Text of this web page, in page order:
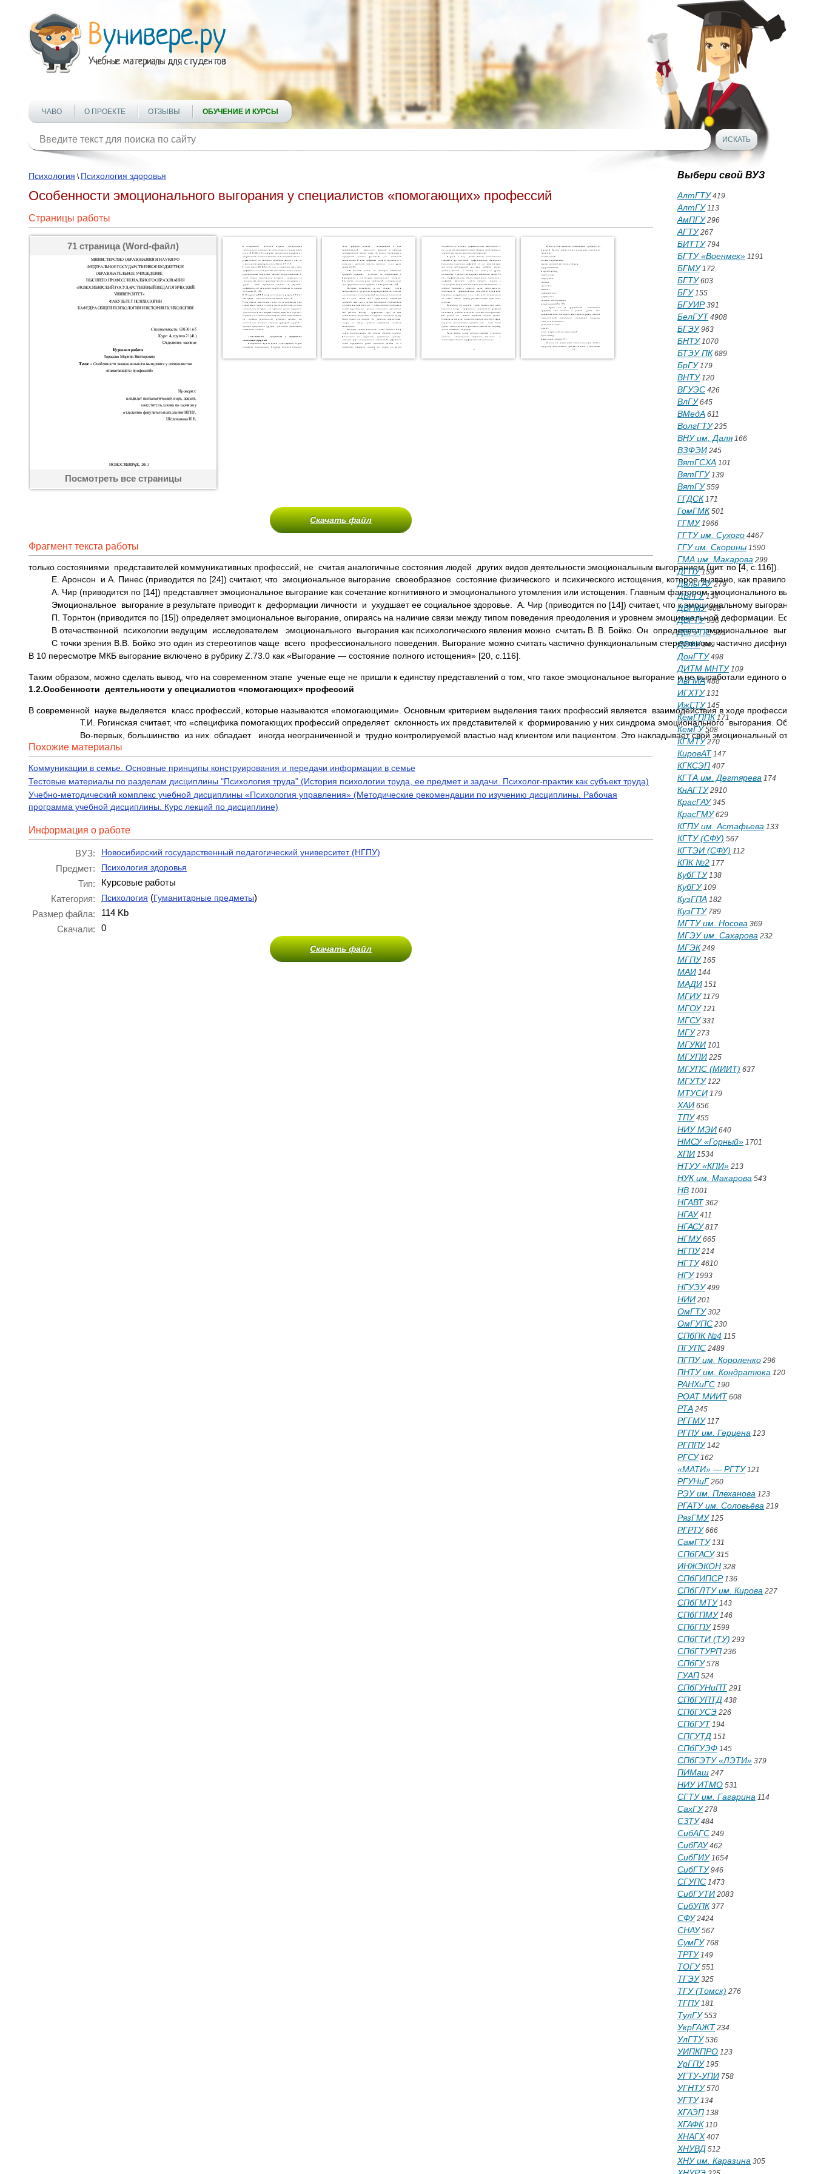
ЧАВО О ПРОЕКТЕ ОТЗЫВЫ ОБУЧЕНИЕ И КУРСЫ
Психология \ Психология здоровья
Особенности эмоционального выгорания у специалистов «помогающих» профессий
Страницы работы
71 страница (Word-файл)
Посмотреть все страницы
Скачать файл
Фрагмент текста работы
только состояниями  представителей коммуникативных профессий, не  считая аналогичные состояния людей  других видов деятельности эмоциональным выгоранием (цит. по [4, c.116]).
Е. Аронсон  и А. Пинес (приводится по [24]) считают, что  эмоциональное выгорание  своеобразное  состояние физического  и психического истощения, которое вызвано, как правило,
А. Чир (приводится по [14]) представляет эмоциональное выгорание как сочетание когнитивного и эмоционального утомления или истощения. Главным фактором эмоционального
Эмоциональное  выгорание в результате приводит к  деформации личности  и  ухудшает ее социальное здоровье.  А. Чир (приводится по [14]) считает, что к эмоциональному выгоранию
П. Торнтон (приводится по [15]) определяет эмоциональное выгорание, опираясь на наличие связи между типом поведения преодоления и уровнем эмоциональной деформации. Если
В отечественной  психологии ведущим  исследователем   эмоционального  выгорания как психологического явления можно  считать В. В. Бойко. Он  определяет  эмоциональное
С точки зрения В.В. Бойко это один из стереотипов чаще  всего  профессионального поведения. Выгорание можно считать частично функциональным стереотипом, частично
В 10 пересмотре МКБ выгорание включено в рубрику Z.73.0 как «Выгорание — состояние полного истощения» [20, c.116].
Таким образом, можно сделать вывод, что на современном этапе  ученые еще не пришли к единству представлений о том, что такое эмоциональное выгорание и не выработали единого
1.2.Особенности деятельности у специалистов «помогающих» профессий
В современной  науке выделяется  класс профессий, которые называются «помогающими». Основным критерием выделения таких профессий является  взаимодействия в ходе
Т.И. Рогинская считает, что «специфика помогающих профессий определяет  склонность их представителей к  формированию у них синдрома эмоционального  выгорания.
Во-первых, большинство  из них  обладает   иногда неограниченной и  трудно контролируемой властью над клиентом или пациентом. Это накладывает свой эмоциональный
Похожие материалы
Коммуникации в семье. Основные принципы конструирования и передачи информации в семье
Тестовые материалы по разделам дисциплины "Психология труда" (История психологии труда, ее предмет и задачи. Психолог-практик как субъект труда)
Учебно-методический комплекс учебной дисциплины «Психология управления» (Методические рекомендации по изучению дисциплины. Рабочая
программа учебной дисциплины. Курс лекций по дисциплине)
Информация о работе
ВУЗ: Новосибирский государственный педагогический университет (НГПУ)
Предмет: Психология здоровья
Тип:
Курсовые работы
Категория:
Психология (Гуманитарные предметы)
Размер файла:
114 Kb
Скачали:
0
Скачать файл
Выбери свой ВУЗ
АлтГТУ419
АлтГУ113
АмПГУ296
АГТУ267
БИТТУ794
БГТУ «Военмех» 1191
БГМУ172
БГТУ603
БГУ155
БГУИР391
БелГУТ 4908
БГЭУ963
БНТУ1070
БТЭУ ПК 689
БрГУ179
ВНТУ120
ВГУЭС 426
ВлГУ645
ВМедА 611
ВолгГТУ235
ВНУ им. Даля166
ВЗФЭИ 245
ВятГСХА 101
ВятГГУ139
ВятГУ559
ГГДСК 171
ГомГМК 501
ГГМУ1966
ГГТУ им. Сухого 4467
ГГУ им. Скорины 1590
ГМА им. Макарова 299
ДГПУ159
ДальГАУ279
ДВГГУ134
ДВГМУ408
ДВГТУ936
ДВГУПС305
ДВФУ949
ДонГТУ498
ДИТМ МНТУ109
ИвГМА488
ИГХТУ131
ИжГТУ145
КемГППК 171
КемГУ508
КГМТУ270
КировАТ 147
КГКСЭП 407
КГТА им. Дегтярева 174
КнАГТУ2910
КрасГАУ345
КрасГМУ629
КГПУ им. Астафьева 133
КГТУ (СФУ) 567
КГТЭИ (СФУ) 112
КПК №2 177
КубГТУ138
КубГУ109
КузГПА 182
КузГТУ789
МГТУ им. Носова 369
МГЭУ им. Сахарова 232
МГЭК 249
МГПУ165
МАИ 144
МАДИ 151
МГИУ1179
МГОУ121
МГСУ331
МГУ273
МГУКИ 101
МГУПИ 225
МГУПС (МИИТ) 637
МГУТУ122
МТУСИ 179
ХАИ 656
ТПУ455
НИУ МЭИ 640
НМСУ «Горный» 1701
ХПИ 1534
НТУУ «КПИ» 213
НУК им. Макарова 543
НВ 1001
НГАВТ 362
НГАУ411
НГАСУ817
НГМУ665
НГПУ214
НГТУ4610
НГУ1993
НГУЭУ499
НИИ 201
ОмГТУ302
ОмГУПС 230
СПбПК №4 115
ПГУПС 2489
ПГПУ им. Короленко 296
ПНТУ им. Кондратюка 120
РАНХиГС 190
РОАТ МИИТ 608
РТА 245
РГГМУ117
РГПУ им. Герцена 123
РГППУ142
РГСУ162
«МАТИ» — РГТУ121
РГУНиГ 260
РЭУ им. Плеханова 123
РГАТУ им. Соловьёва 219
РязГМУ125
РГРТУ666
СамГТУ131
СПбГАСУ315
ИНЖЭКОН 328
СПбГИПСР136
СПбГЛТУ им. Кирова 227
СПбГМТУ143
СПбГПМУ146
СПбГПУ1599
СПбГТИ (ТУ) 293
СПбГТУРП 236
СПбГУ578
ГУАП 524
СПбГУНиПТ 291
СПбГУПТД 438
СПбГУСЭ 226
СПбГУТ 194
СПГУТД 151
СПбГУЭФ 145
СПбГЭТУ «ЛЭТИ» 379
ПИМаш 247
НИУ ИТМО 531
СГТУ им. Гагарина 114
СахГУ278
СЗТУ484
СибАГС 249
СибГАУ462
СибГИУ1654
СибГТУ946
СГУПС 1473
СибГУТИ 2083
СибУПК 377
СФУ2424
СНАУ567
СумГУ768
ТРТУ149
ТОГУ551
ТГЭУ325
ТГУ (Томск) 276
ТГПУ181
ТулГУ553
УкрГАЖТ 234
УлГТУ536
УИПКПРО 123
УрГПУ195
УГТУ-УПИ 758
УГНТУ570
УГТУ134
ХГАЭП 138
ХГАФК 110
ХНАГХ 407
ХНУВД 512
ХНУ им. Каразина 305